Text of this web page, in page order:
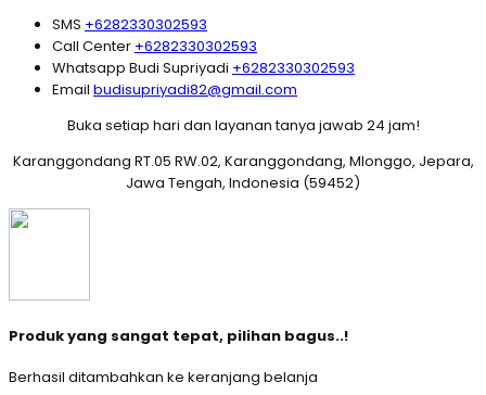
SMS +6282330302593
Call Center +6282330302593
Whatsapp Budi Supriyadi +6282330302593
Email budisupriyadi82@gmail.com
Buka setiap hari dan layanan tanya jawab 24 jam!
Karanggondang RT.05 RW.02, Karanggondang, Mlonggo, Jepara,
Jawa Tengah, Indonesia (59452)
Produk yang sangat tepat, pilihan bagus..!
Berhasil ditambahkan ke keranjang belanja